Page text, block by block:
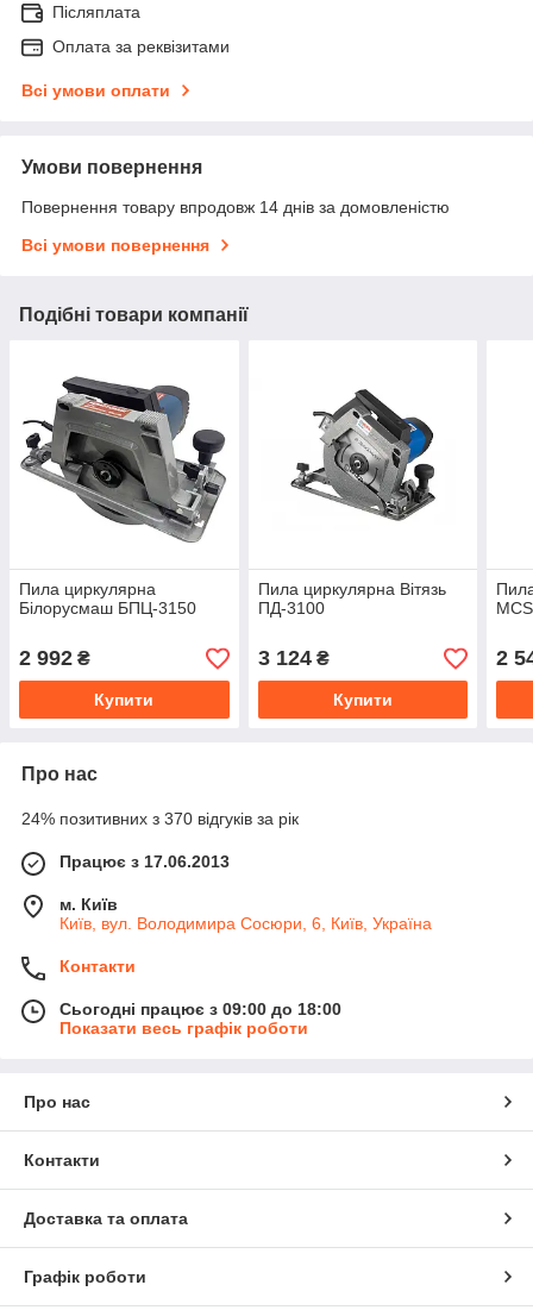
Післяплата
Оплата за реквізитами
Всі умови оплати
Умови повернення
Повернення товару впродовж 14 днів за домовленістю
Всі умови повернення
Подібні товари компанії
Пила циркулярна
Білорусмаш БПЦ-3150
2 992 ₴
Купити
Пила циркулярна Вітязь
ПД-3100
3 124₴
Купити
2
Про нас
24% позитивних з 370 відгуків за рік
Працює з 17.06.2013
м. Київ
Київ, вул. Володимира Сосюри, 6, Київ, Україна
Контакти
Сьогодні працює з 09:00 до 18:00
Показати весь графік роботи
Про нас
Контакти
Доставка та оплата
Графік роботи